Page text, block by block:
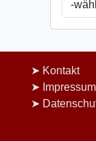
Kontakt
Impressum